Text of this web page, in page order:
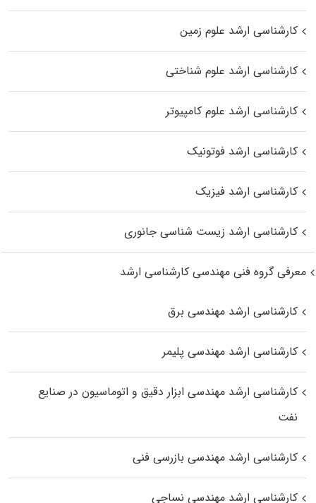
کارشناسی ارشد علوم زمین
کارشناسی ارشد علوم شناختی
کارشناسی ارشد علوم کامپیوتر
کارشناسی ارشد فوتونیک
کارشناسی ارشد فیزیک
کارشناسی ارشد زیست‌ شناسی جانوری
معرفی گروه فنی مهندسی کارشناسی ارشد
کارشناسی ارشد مهندسی برق
کارشناسی ارشد مهندسی پلیمر
کارشناسی ارشد مهندسی ابزار دقیق و اتوماسیون در صنایع
نفت
کارشناسی ارشد مهندسی بازرسی فنی
کارشناسی ارشد مهندسی نساجی